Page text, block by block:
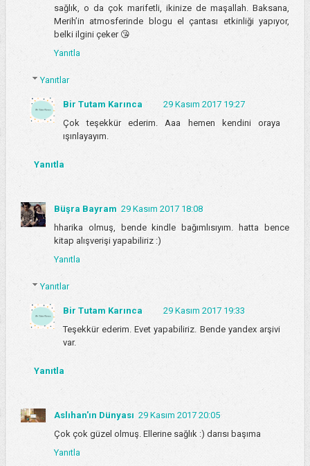
sağlık, o da çok marifetli, ikinize de maşallah. Baksana,
Merih’in atmosferinde blogu el çantası etkinliği yapıyor,
belki ilgini çeker 😘
Yanıtla
Yanıtlar
Bir Tutam Karınca
29 Kasım 2017 19:27
Çok teşekkür ederim. Aaa hemen kendini oraya
ışınlayayım.
Yanıtla
Büşra Bayram 29 Kasım 2017 18:08
hharika olmuş, bende kindle bağımlısıyım. hatta bence
kitap alışverişi yapabiliriz :)
Yanıtla
Yanıtlar
Bir Tutam Karınca
29 Kasım 2017 19:33
Teşekkür ederim. Evet yapabiliriz. Bende yandex arşivi
var.
Yanıtla
Aslıhan'ın Dünyası 29 Kasım 2017 20:05
Çok çok güzel olmuş. Ellerine sağlık :) darısı başıma
Yanıtla